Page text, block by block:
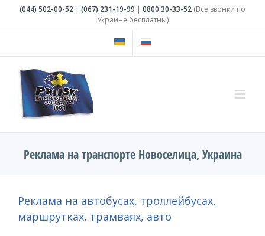
content
(044) 502-00-52 | (067) 231-19-99 | 0800 30-33-52 (Все звонки по
Украине бесплатны)
Реклама на транспорте Новоселица, Украина
Реклама на автобусах, троллейбусах,
маршрутках, трамваях, авто